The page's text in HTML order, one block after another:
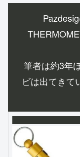
筆者は約3年
ビは出てきて